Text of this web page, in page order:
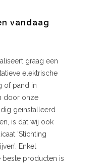
vandaag
graag een
elektrische
of pand in
door onze
geïnstalleerd
is dat wij ook
‘Stichting
Enkel
beste producten is